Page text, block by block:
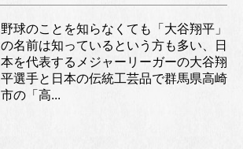
野球のことを知らなくても「大谷翔平」
の名前は知っているという方も多い、日
本を代表するメジャーリーガーの大谷翔
平選手と日本の伝統工芸品で群馬県高崎
市の「高...